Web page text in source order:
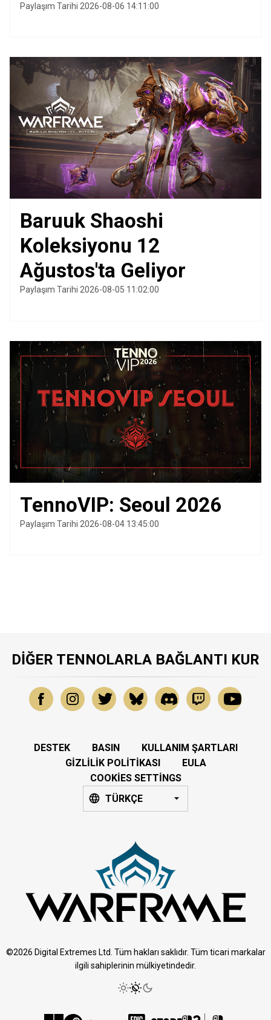
Paylaşım Tarihi 2026-08-06 14:11:00
Baruuk Shaoshi
Koleksiyonu 12
Ağustos'ta Geliyor
Paylaşım Tarihi 2026-08-05 11:02:00
TennoVIP: Seoul 2026
Paylaşım Tarihi 2026-08-04 13:45:00
DIĞER TENNOLARLA BAĞLANTI KUR
DESTEK BASIN
KULLANIM ŞARTLARI
GIZLILIK POLITIKASI
EULA
COOKIES SETTINGS
TÜRKÇE
©2026 Digital Extremes Ltd. Tüm hakları saklıdır. Tüm ticari markalar
ilgili sahiplerinin mülkiyetindedir.